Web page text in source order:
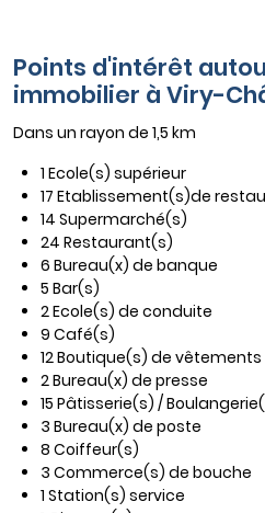
Points d'intérêt
immobilier à Viry-
Dans un rayon de 1,5 km
1 Ecole(s) supérieur
17 Etablissement(s)de
14 Supermarché(s)
24 Restaurant(s)
6 Bureau(x) de banque
5 Bar(s)
2 Ecole(s) de conduite
9 Café(s)
12 Boutique(s) de vêtements
2 Bureau(x) de presse
15 Pâtisserie(s) /
3 Bureau(x) de poste
8 Coiffeur(s)
3 Commerce(s) de bouche
1 Station(s) service